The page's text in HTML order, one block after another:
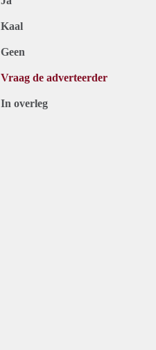
Kaal
Geen
Vraag de adverteerder
In overleg